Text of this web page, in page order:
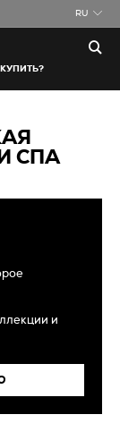
RU
КУПИТЬ?
СПА
и